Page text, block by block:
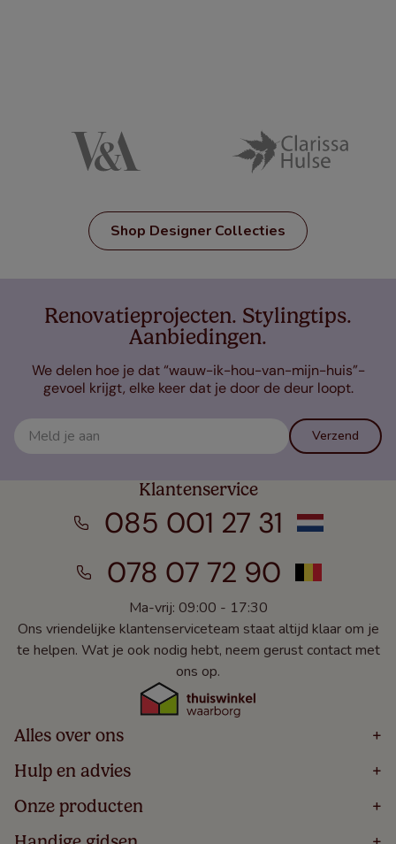
Shop Designer Collecties
Renovatieprojecten. Stylingtips.
Aanbiedingen.
We delen hoe je dat “wauw-ik-hou-van-mijn-huis”-
gevoel krijgt, elke keer dat je door de deur loopt.
Verzend
Klantenservice
085 001 27 31
078 07 72 90
Ma-vrij: 09:00 - 17:30
Ons vriendelijke klantenserviceteam staat altijd klaar om je
te helpen. Wat je ook nodig hebt, neem gerust contact met
ons op.
Alles over ons +
Home
Over
Bestellen
Hulp en advies +
Volg Je Bestelling
Levering
Onze producten +
Houten Jaloezieën